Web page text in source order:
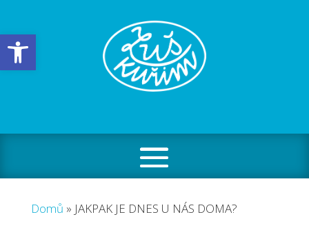
Open toolbar
Domů » JAKPAK JE DNES U NÁS DOMA?